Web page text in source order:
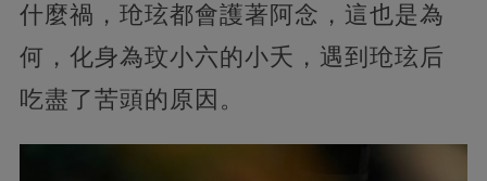
什麼禍，玱玹都會護著阿念，這也是為
何，化身為玟小六的小夭，遇到玱玹后
吃盡了苦頭的原因。